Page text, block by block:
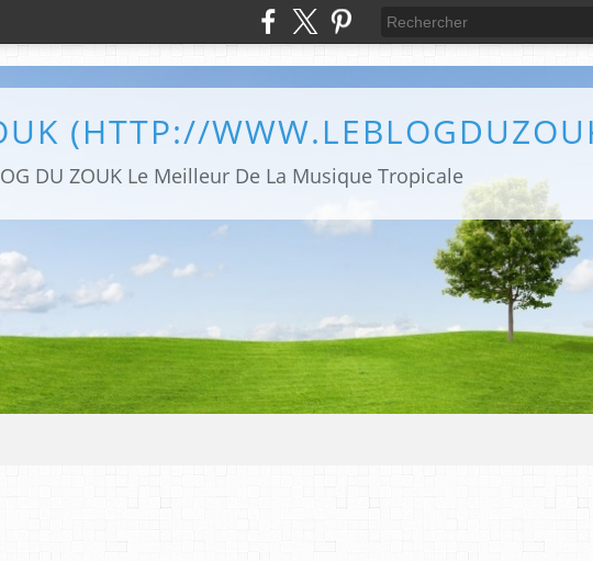
(HTTP://
DU ZOUK Le Meilleur De La Musique Tropicale